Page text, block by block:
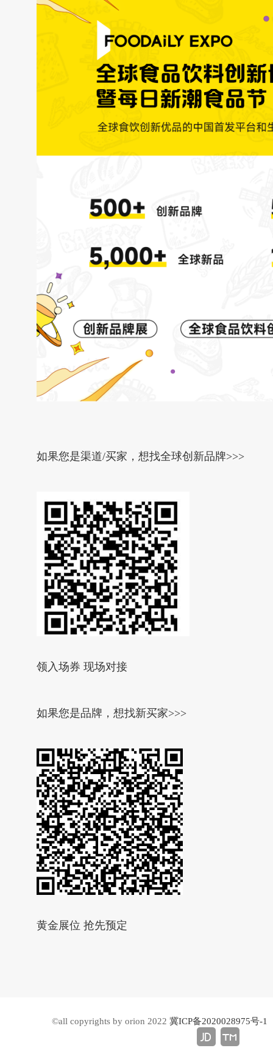
如果您是渠道/买家，想找全球创新品牌>>>
领入场券 现场对接
如果您是品牌，想找新买家>>>
黄金展位 抢先预定
©all copyrights by orion 2022 冀ICP备2020028975号-1